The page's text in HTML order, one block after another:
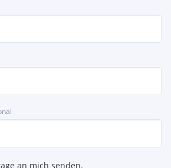
an mich senden.